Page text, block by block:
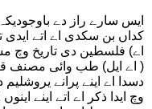
ایس سارے راز دے
کداں بن سکدی اے اتے
اے) فلسطین دی تاریخ وچ
( اے ایل) طب وائی مصنف
دسدا اے اینے پرانے
وچ ایدا ذکر اے اتے اینے